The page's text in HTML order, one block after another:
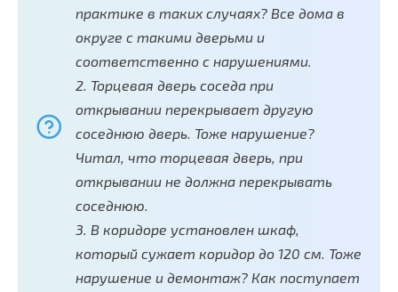
практике в таких случаях? Все дома в
округе с такими дверьми и
соответственно с нарушениями.
2. Торцевая дверь соседа при
открывании перекрывает другую
соседнюю дверь. Тоже нарушение?
Читал, что торцевая дверь, при
открывании не должна перекрывать
соседнюю.
3. В коридоре установлен шкаф,
который сужает коридор до 120 см. Тоже
нарушение и демонтаж? Как поступает